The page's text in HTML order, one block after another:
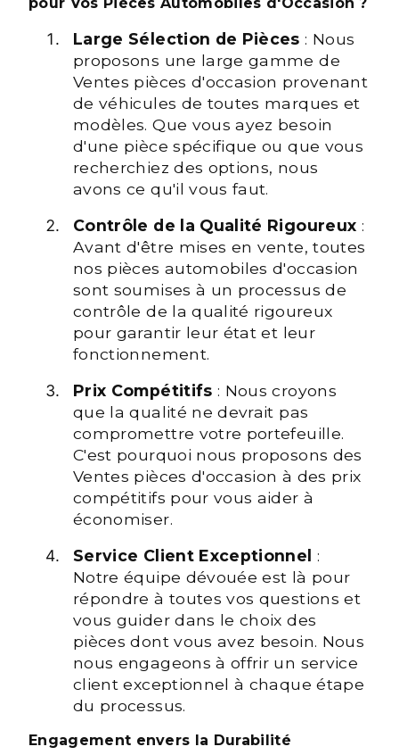
Large Sélection de Pièces : Nous
proposons une large gamme de
Ventes pièces d'occasion provenant
de véhicules de toutes marques et
modèles. Que vous ayez besoin
d'une pièce spécifique ou que vous
recherchiez des options, nous
avons ce qu'il vous faut.
Contrôle de la Qualité Rigoureux :
Avant d'être mises en vente, toutes
nos pièces automobiles d'occasion
sont soumises à un processus de
contrôle de la qualité rigoureux
pour garantir leur état et leur
fonctionnement.
Prix Compétitifs : Nous croyons
que la qualité ne devrait pas
compromettre votre portefeuille.
C'est pourquoi nous proposons des
Ventes pièces d'occasion à des prix
compétitifs pour vous aider à
économiser.
Service Client Exceptionnel :
Notre équipe dévouée est là pour
répondre à toutes vos questions et
vous guider dans le choix des
pièces dont vous avez besoin. Nous
nous engageons à offrir un service
client exceptionnel à chaque étape
du processus.
Engagement envers la Durabilité